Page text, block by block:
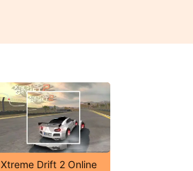
Xtreme Drift 2 Online